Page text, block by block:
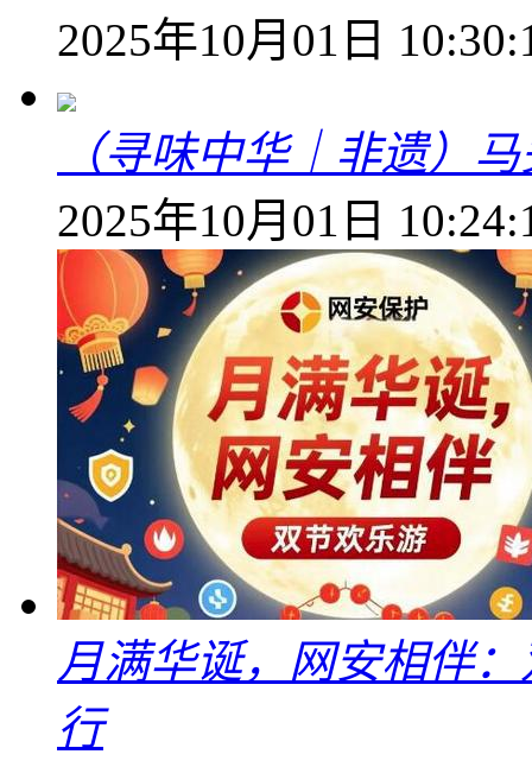
2025年10月01日
（寻味中华｜非遗）
2025年10月01日
月满华诞，网安相伴
行